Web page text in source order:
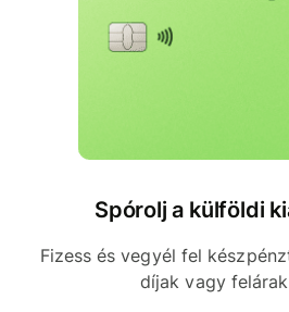
Spórolj a külföldi
Fizess és vegyél fel
díjak vagy